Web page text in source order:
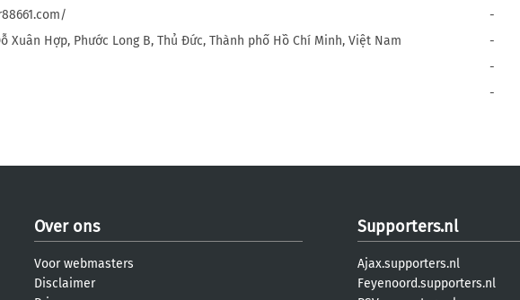
-
Xuân Hợp, Phước Long B, Thủ Đức, Thành phố Hồ Chí Minh, Việt Nam -
-
-
Over ons
Voor webmasters
Disclaimer
Supporters.nl
Ajax.supporters.nl
Feyenoord.supporters.nl